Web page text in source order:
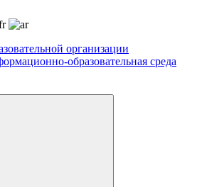
организации
образовательная среда